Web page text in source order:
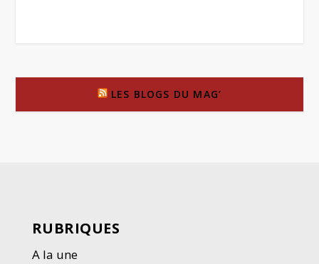
LES BLOGS DU MAG’
RUBRIQUES
A la une